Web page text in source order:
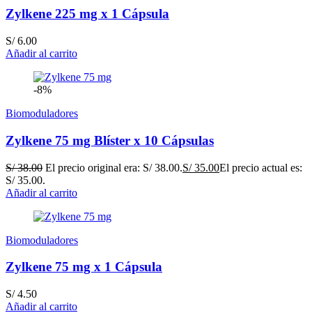
Zylkene 225 mg x 1 Cápsula
S/6.00
Añadir al carrito
-8%
Biomoduladores
Zylkene 75 mg Blíster x 10 Cápsulas
S/38.00 El precio original era: S/ 38.00.S/35.00El precio actual es:
S/ 35.00.
Añadir al carrito
Biomoduladores
Zylkene 75 mg x 1 Cápsula
S/4.50
Añadir al carrito